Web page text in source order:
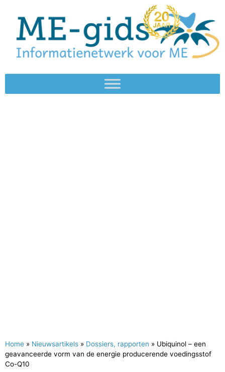
Home » Nieuwsartikels » Dossiers, rapporten » Ubiquinol – een
geavanceerde vorm van de energie producerende voedingsstof
Co-Q10